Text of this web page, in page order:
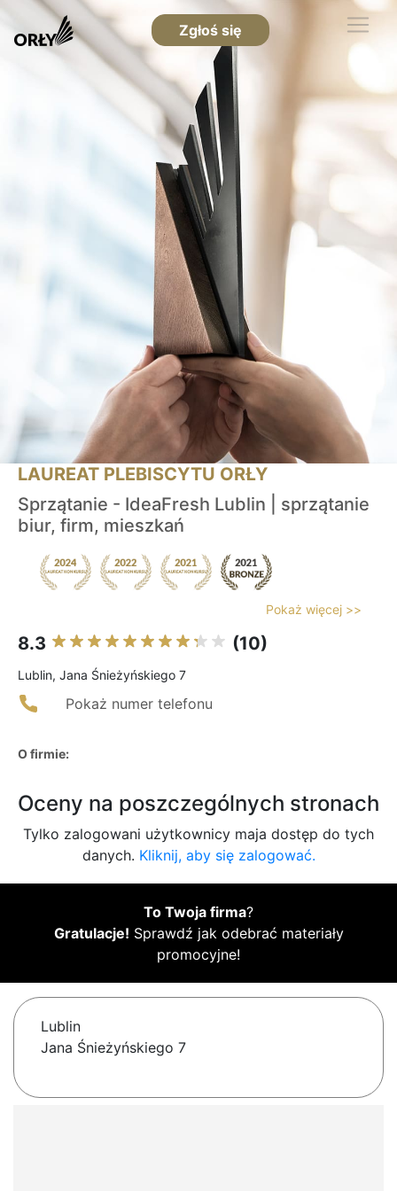
Zgłoś się
LAUREAT PLEBISCYTU ORŁY
Sprzątanie - IdeaFresh Lublin | sprzątanie
biur, firm, mieszkań
Pokaż więcej >>
8.3 (10)
Lublin, Jana Śnieżyńskiego 7
Pokaż numer telefonu
O firmie:
Oceny na poszczególnych stronach
Tylko zalogowani użytkownicy maja dostęp do tych
danych. Kliknij, aby się zalogować.
To Twoja firma?
Gratulacje! Sprawdź jak odebrać materiały
promocyjne!
Lublin
Jana Śnieżyńskiego 7